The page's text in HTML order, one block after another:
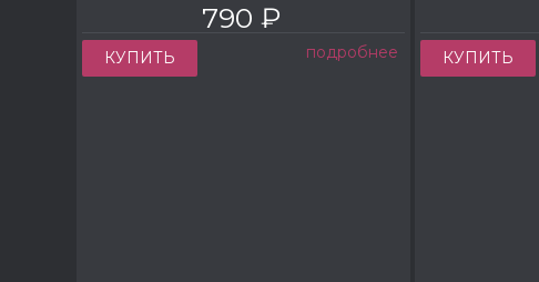
790 ₽
КУПИТЬ подробнее КУПИТЬ